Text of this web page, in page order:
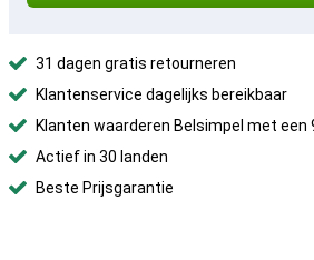
31 dagen gratis retourneren
Klantenservice dagelijks bereikbaar
Klanten waarderen Belsimpel met een
Actief in 30 landen
Beste Prijsgarantie